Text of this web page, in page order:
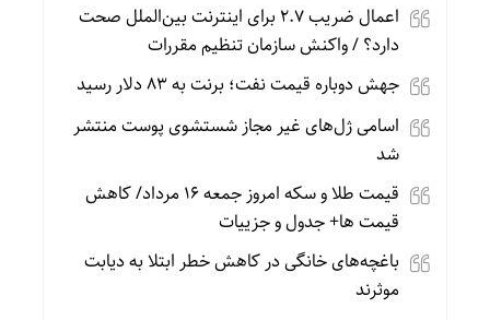
اعمال ضریب ۲.۷ برای اینترنت بین‌الملل صحت
دارد؟ / واکنش سازمان تنظیم مقررات
جهش دوباره قیمت نفت؛ برنت به ۸۳ دلار رسید
اسامی ژل‌های غیر مجاز شستشوی پوست منتشر
شد
قیمت طلا و سکه امروز جمعه ۱۶ مرداد/ کاهش
قیمت ها+ جدول و جزییات
باغچه‌های خانگی در کاهش خطر ابتلا به دیابت
موثرند